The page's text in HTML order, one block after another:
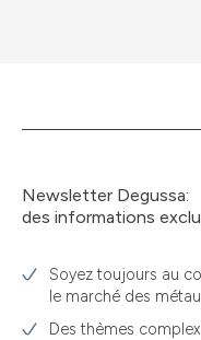
Newsletter Degussa:
des informations
Soyez toujours au
le marché des
Des thèmes